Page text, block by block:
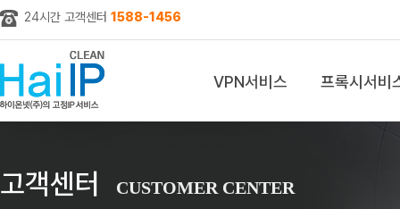
24시간 고객센터 1588-1456
VPN서비스 프록시서비
고객센터 CUSTOMER CENTER